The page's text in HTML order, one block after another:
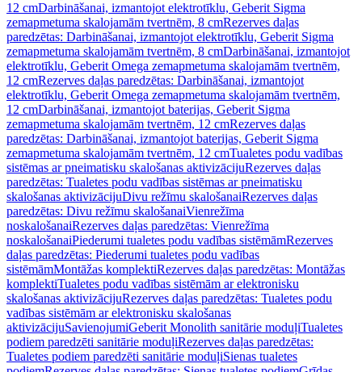
12 cmDarbināšanai, izmantojot elektrotīklu, Geberit Sigma
zemapmetuma skalojamām tvertnēm, 8 cmRezerves daļas
paredzētas: Darbināšanai, izmantojot elektrotīklu, Geberit Sigma
zemapmetuma skalojamām tvertnēm, 8 cmDarbināšanai, izmantojot
elektrotīklu, Geberit Omega zemapmetuma skalojamām tvertnēm,
12 cmRezerves daļas paredzētas: Darbināšanai, izmantojot
elektrotīklu, Geberit Omega zemapmetuma skalojamām tvertnēm,
12 cmDarbināšanai, izmantojot baterijas, Geberit Sigma
zemapmetuma skalojamām tvertnēm, 12 cmRezerves daļas
paredzētas: Darbināšanai, izmantojot baterijas, Geberit Sigma
zemapmetuma skalojamām tvertnēm, 12 cmTualetes podu vadības
sistēmas ar pneimatisku skalošanas aktivizācijuRezerves daļas
paredzētas: Tualetes podu vadības sistēmas ar pneimatisku
skalošanas aktivizācijuDivu režīmu skalošanaiRezerves daļas
paredzētas: Divu režīmu skalošanaiVienrežīma
noskalošanaiRezerves daļas paredzētas: Vienrežīma
noskalošanaiPiederumi tualetes podu vadības sistēmāmRezerves
daļas paredzētas: Piederumi tualetes podu vadības
sistēmāmMontāžas komplektiRezerves daļas paredzētas: Montāžas
komplektiTualetes podu vadības sistēmām ar elektronisku
skalošanas aktivizācijuRezerves daļas paredzētas: Tualetes podu
vadības sistēmām ar elektronisku skalošanas
aktivizācijuSavienojumiGeberit Monolith sanitārie moduļiTualetes
podiem paredzēti sanitārie moduļiRezerves daļas paredzētas:
Tualetes podiem paredzēti sanitārie moduļiSienas tualetes